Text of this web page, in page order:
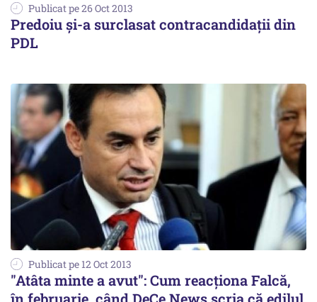
Publicat pe 26 Oct 2013
Predoiu și-a surclasat contracandidații din
PDL
Publicat pe 12 Oct 2013
"Atâta minte a avut": Cum reacționa Falcă,